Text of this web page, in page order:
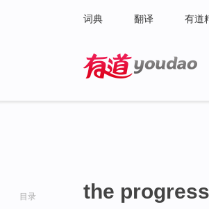
词典 翻译 有道
目录 the